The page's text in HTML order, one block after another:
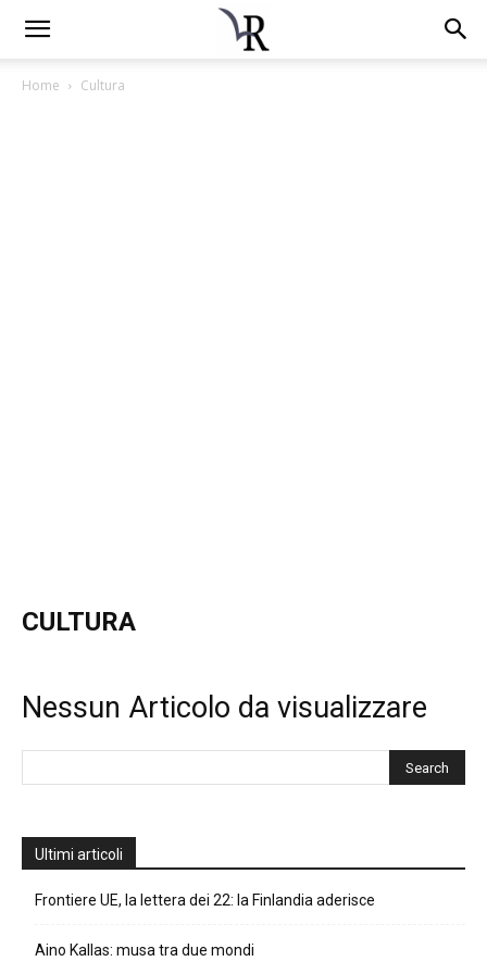
Home Cultura
CULTURA
Nessun Articolo da visualizzare
Ultimi articoli
Frontiere UE, la lettera dei 22: la Finlandia aderisce
Aino Kallas: musa tra due mondi